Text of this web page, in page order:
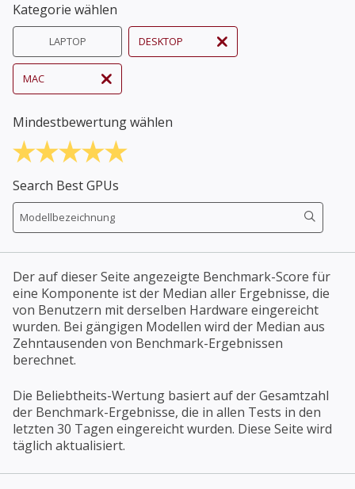
Kategorie wählen
LAPTOP DESKTOP
MAC
Mindestbewertung wählen
Search Best GPUs
Der auf dieser Seite angezeigte Benchmark-Score für
eine Komponente ist der Median aller Ergebnisse, die
von Benutzern mit derselben Hardware eingereicht
wurden. Bei gängigen Modellen wird der Median aus
Zehntausenden von Benchmark-Ergebnissen
berechnet.
Die Beliebtheits-Wertung basiert auf der Gesamtzahl
der Benchmark-Ergebnisse, die in allen Tests in den
letzten 30 Tagen eingereicht wurden. Diese Seite wird
täglich aktualisiert.